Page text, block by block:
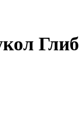
Глиб